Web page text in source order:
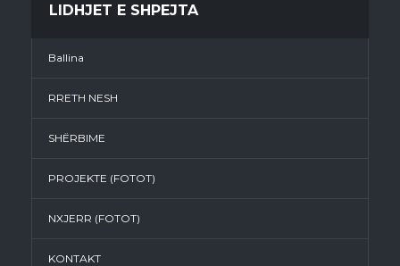
LIDHJET E SHPEJTA
Ballina
RRETH NESH
SHËRBIME
PROJEKTE (FOTOT)
NXJERR (FOTOT)
KONTAKT